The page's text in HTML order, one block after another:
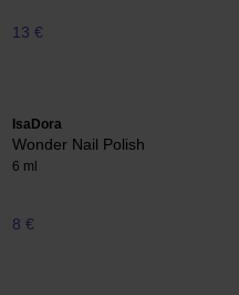
13 €
IsaDora
Wonder Nail Polish
6 ml
8 €